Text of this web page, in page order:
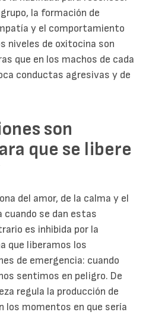
la formación de
y el comportamiento
niveles de oxitocina son
que en los machos de cada
conductas agresivas y de
son
que se libere
del amor, de la calma y el
se dan estas
es inhibida por la
que liberamos los
de emergencia: cuando
sentimos en peligro. De
regula la producción de
los momentos en que sería